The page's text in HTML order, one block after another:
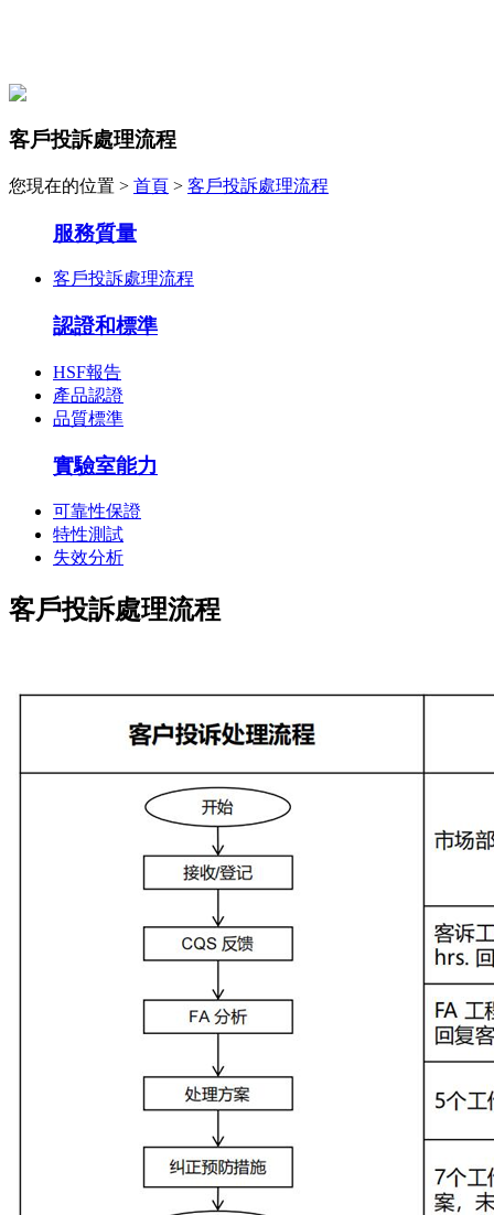
客戶投訴處理流程
您現在的位置 > 首頁 > 客戶投訴處理流程
服務質量
客戶投訴處理流程
認證和標準
HSF報告
產品認證
品質標準
實驗室能力
可靠性保證
特性測試
失效分析
客戶投訴處理流程